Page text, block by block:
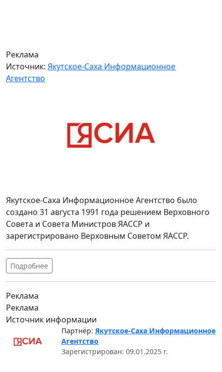
Реклама
Источник: Якутское-Саха Информационное
Агентство
Якутское-Саха Информационное Агентство было
создано 31 августа 1991 года решением Верховного
Совета и Совета Министров ЯАССР и
зарегистрировано Верховным Советом ЯАССР.
Подробнее
Реклама
Реклама
Источник информации
Партнёр: Якутское-Саха Информационное
Агентство
Зарегистрирован: 09.01.2025 г.